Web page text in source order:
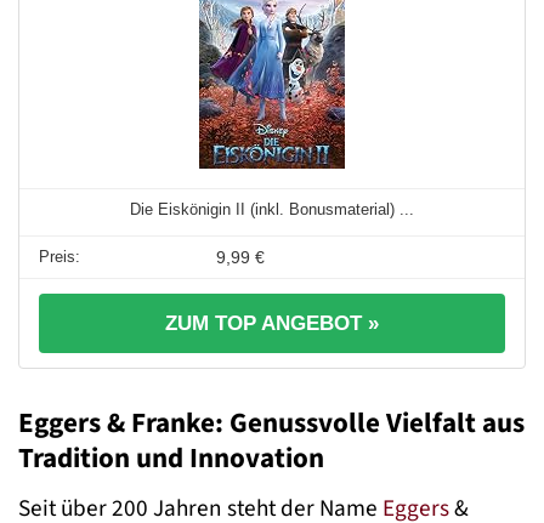
Die Eiskönigin II (inkl. Bonusmaterial) ...
9,99 €
ZUM TOP ANGEBOT »
Eggers & Franke: Genussvolle Vielfalt aus
Tradition und Innovation
Seit über 200 Jahren steht der Name Eggers&